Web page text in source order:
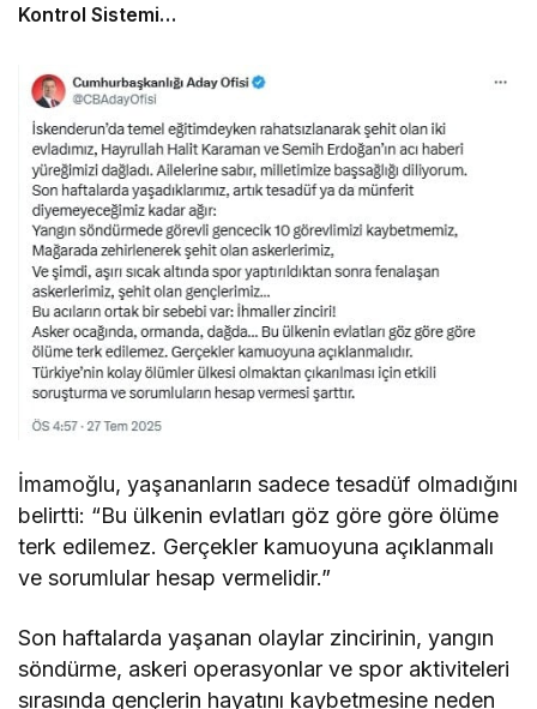
Kontrol Sistemi
İmamoğlu, yaşananların sadece tesadüf olmadığını
belirtti: “Bu ülkenin evlatları göz göre göre ölüme
terk edilemez. Gerçekler kamuoyuna açıklanmalı
ve sorumlular hesap vermelidir.”
Son haftalarda yaşanan olaylar zincirinin, yangın
söndürme, askeri operasyonlar ve spor aktiviteleri
sırasında gençlerin hayatını kaybetmesine neden